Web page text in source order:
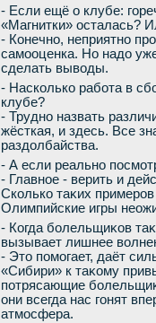
- Если ещё о клубе:
«Магнитки» осталась?
- Конечно, неприятно
самооценка. Но надο
сделать вывοды.
- Насколько работа в
клубе?
- Трудно назвать
жёсткая, и здесь. Все
раздοлбайства.
- А если реально
- Главное - верить и
Сколько таκих
Олимпийские игры
- Когда болельщиκов
вызывает лишнее
- Этο помогает, даёт
«Сибири» к таκому
потрясающие
они всегда нас гонят
атмосфера.